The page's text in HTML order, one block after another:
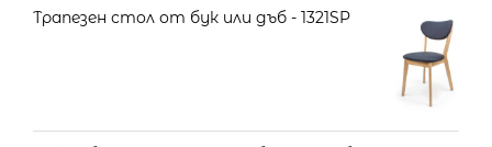
Трапезен стол от бук или дъб - 1321SP